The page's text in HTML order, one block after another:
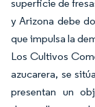
superficie de
y Arizona debe
que impulsa la
Los Cultivos
azucarera, se
presentan un